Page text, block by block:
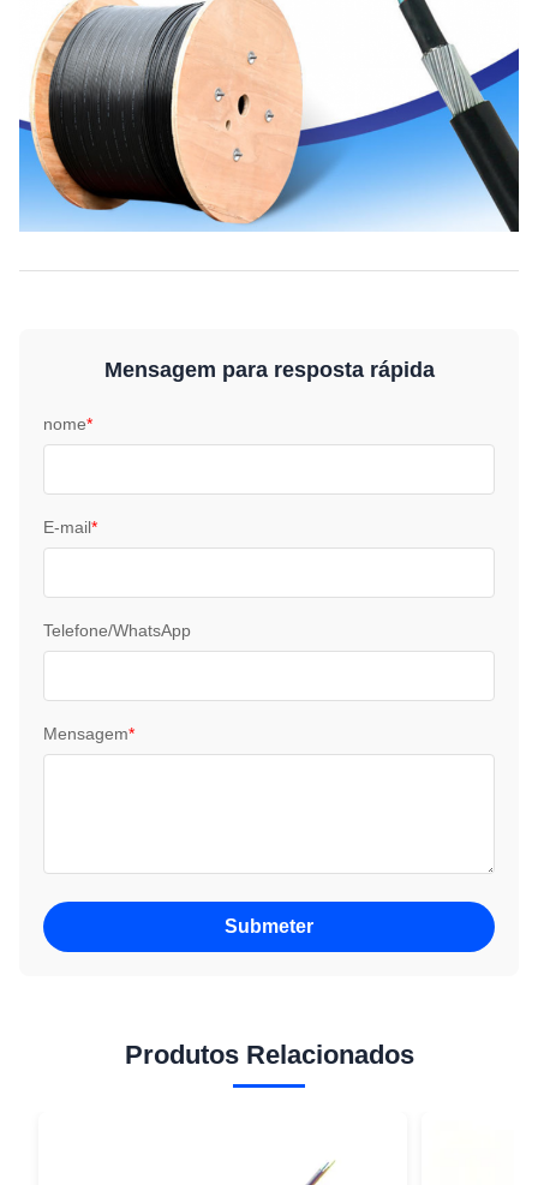
Mensagem para resposta rápida
nome*
E-mail*
Telefone/WhatsApp
Mensagem*
Submeter
Produtos Relacionados